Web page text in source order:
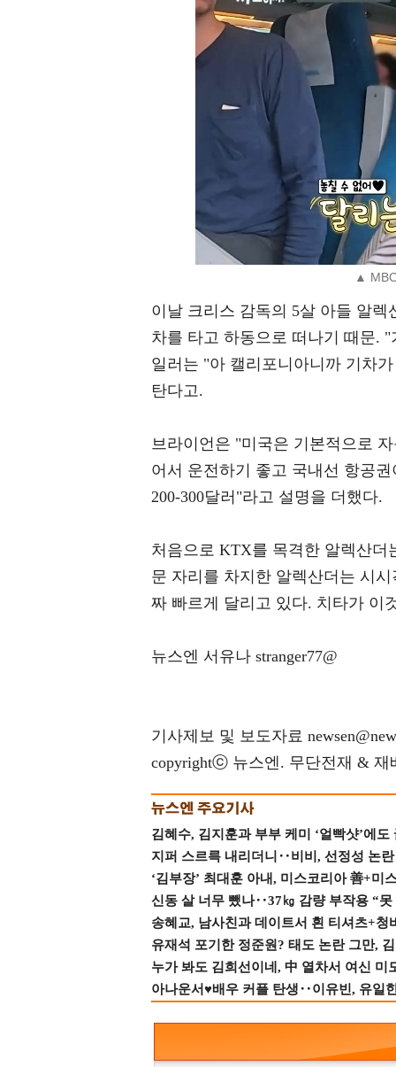
▲
이날 크리스 감독의 5살 아들 알
차를 타고 하동으로 떠나기 때문.
일러는 "아 캘리포니아니까 기차
탄다고.
브라이언은 "미국은 기본적으로
어서 운전하기 좋고 국내선 항공
200-300달러"라고 설명을 더했다.
처음으로 KTX를 목격한 알렉산
문 자리를 차지한 알렉산더는 시
짜 빠르게 달리고 있다. 치타가 이
뉴스엔 서유나 stranger77@
기사제보 및 보도자료
copyrightⓒ 뉴스엔. 무단전재 & 재
김혜수, 김지훈과 부부 케미 ‘얼빡샷’에도
지퍼 스르륵 내리더니‥비비, 선정성 논
‘김부장’ 최대훈 아내, 미스코리아 善+미
신동 살 너무 뺐나‥37㎏ 감량 부작용 “
송혜교, 남사친과 데이트서 흰 티셔츠+
유재석 포기한 정준원? 태도 논란 그만,
누가 봐도 김희선이네, 中 열차서 여신 미
아나운서♥배우 커플 탄생‥이유빈, 유일